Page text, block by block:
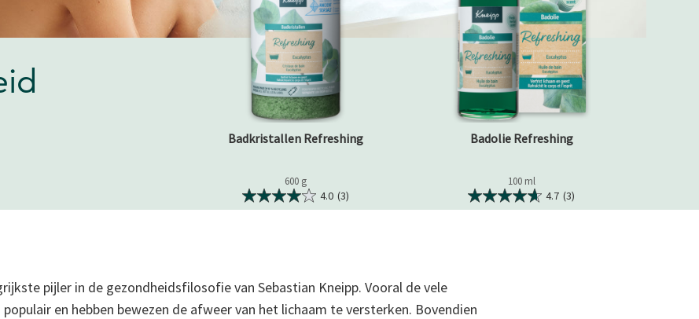
Badkristallen Refreshing
600 g
4.0 (3)
Badolie Refreshing
100 ml
4.7 (3)
pijler in de gezondheidsfilosofie van Sebastian Kneipp. Vooral de vele
en hebben bewezen de afweer van het lichaam te versterken. Bovendien